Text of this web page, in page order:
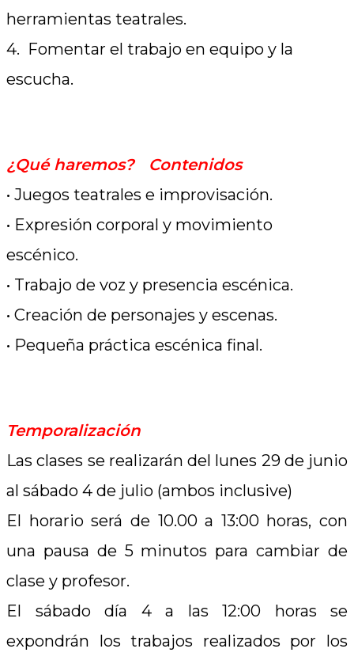
herramientas teatrales.
4. Fomentar el trabajo en equipo y la
escucha.
¿Qué haremos? Contenidos
• Juegos teatrales e improvisación.
• Expresión corporal y movimiento
escénico.
• Trabajo de voz y presencia escénica.
• Creación de personajes y escenas.
• Pequeña práctica escénica final.
Temporalización
Las clases se realizarán del lunes 29 de junio
al sábado 4 de julio (ambos inclusive)
El horario será de 10.00 a 13:00 horas, con
una pausa de 5 minutos para cambiar de
clase y profesor.
El sábado día 4 a las 12:00 horas se
expondrán los trabajos realizados por los